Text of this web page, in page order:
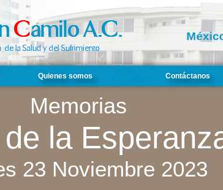
Memorias
la
23 Noviembre 2023
Quienes somos Contáctanos